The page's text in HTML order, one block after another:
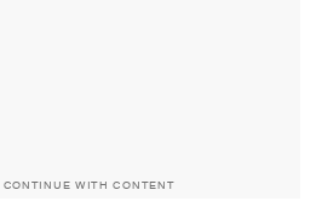
CONTINUE WITH CONTENT